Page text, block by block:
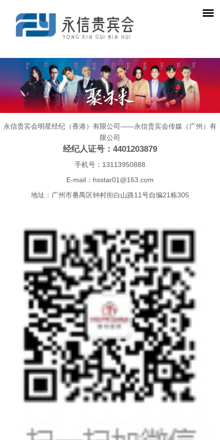
永信贵宾会明星经纪（香港）有限公司——永信贵宾会传媒（广州）有
限公司
经纪人证号：4401203879
手机号：13113950888
E-mail： hsstar01@163.com
地址：广州市番禺区钟村街白山路11号自编21栋305